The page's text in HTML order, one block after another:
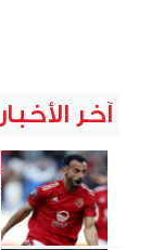
آخر الأخبار